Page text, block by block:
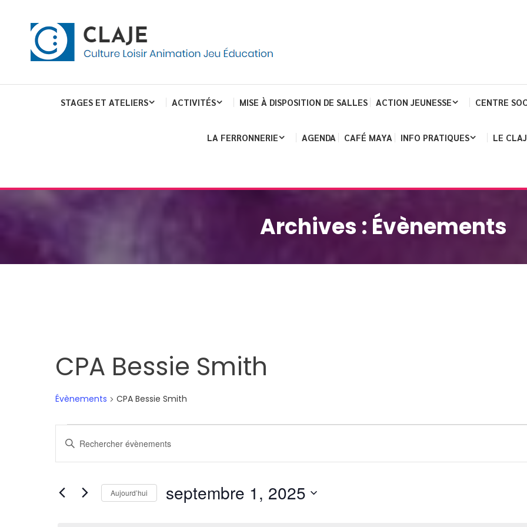
Claje
STAGES ET ATELIERS ACTIVITÉS MISE À DISPOSITION DE SALLES ACTION JEUNESSE CENTRE
LA FERRONNERIE AGENDA CAFÉ MAYA INFO PRATIQUES LE
Archives : Évènements
CPA Bessie Smith
Évènements CPA Bessie Smith
Évènements
for
septembre
1,
Recherche
et
navigation
de
Saisir
Rechercher
Évènements
Aujourd’hui septembre 1, 2025